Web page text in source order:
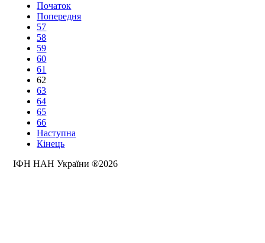
Початок
Попередня
57
58
59
60
61
62
63
64
65
66
Наступна
Кінець
ІФН НАН України ®2026